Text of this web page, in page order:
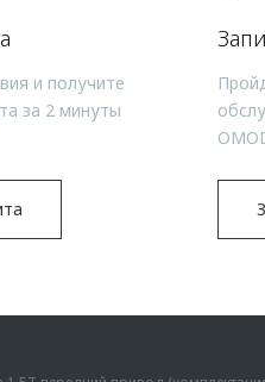
и получите
за 2 минуты